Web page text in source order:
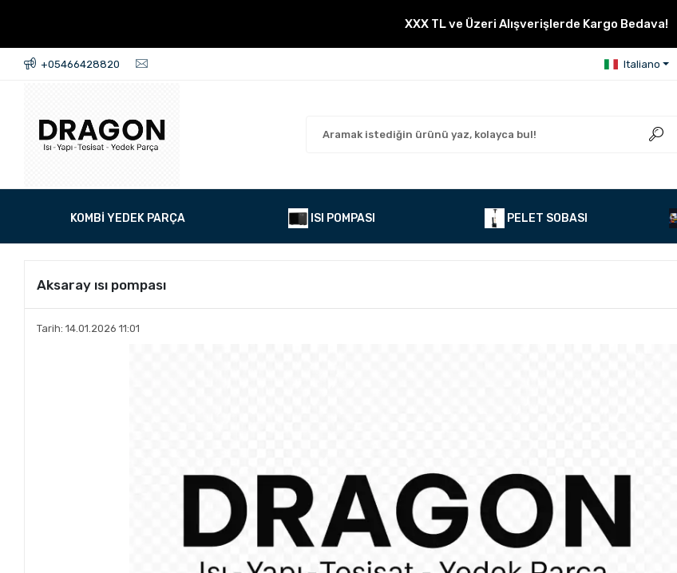
XXX TL ve Üzeri Alışverişlerde Kargo Bedava!
+05466428820 Italiano
KOMBİ YEDEK PARÇA ISI POMPASI PELET SOBASI
Aksaray ısı pompası
Tarih: 14.01.2026 11:01